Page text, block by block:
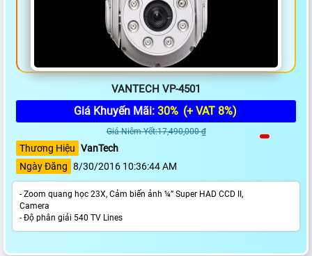
VANTECH VP-4501
Giá Khuyến Mãi: 30% (+ VAT 8%)
Giá Niêm Yết:17,490,000 ₫
Thương Hiệu VanTech
Ngày Đăng 8/30/2016 10:36:44 AM
- Zoom quang học 23X, Cảm biến ảnh ¼” Super HAD CCD II,
Camera
- Độ phân giải 540 TV Lines